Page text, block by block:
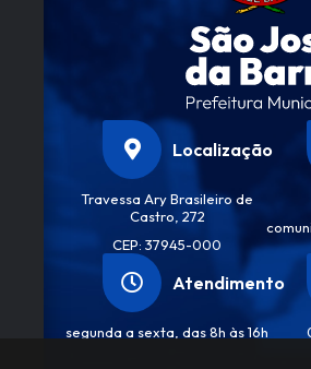
Localização
Travessa Ary Brasileiro de
Castro, 272
CEP: 37945-000
Atendimento
segunda a sexta, das 8h às 16h